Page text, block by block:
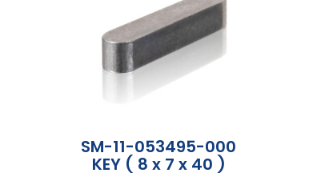
SM-11-053495-000
KEY ( 8 x 7 x 40 )